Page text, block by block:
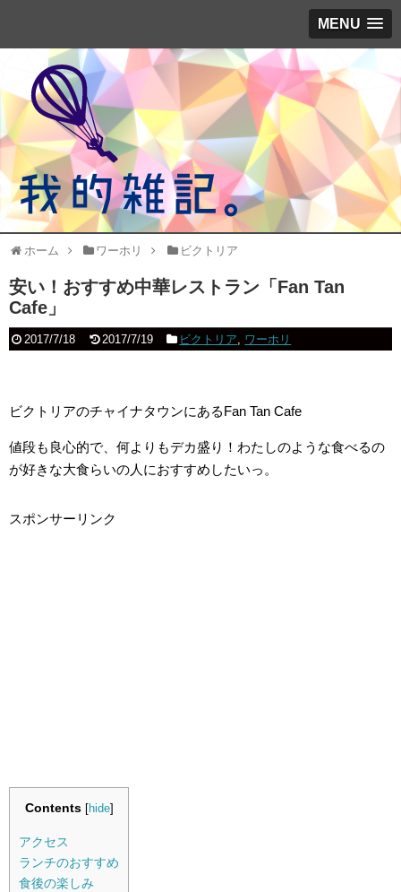
MENU
ホーム ワーホリ ビクトリア
安い！おすすめ中華レストラン「Fan Tan
Cafe」
2017/7/18 2017/7/19 ビクトリア, ワーホリ
ビクトリアのチャイナタウンにあるFan Tan Cafe
値段も良心的で、何よりもデカ盛り！わたしのような食べるの
が好きな大食らいの人におすすめしたいっ。
スポンサーリンク
Contents [hide]
アクセス
ランチのおすすめ
食後の楽しみ